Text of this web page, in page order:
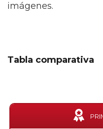
imágenes.
Tabla comparativa